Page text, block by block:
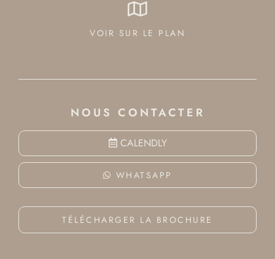
VOIR SUR LE PLAN
NOUS CONTACTER
CALENDLY
WHATSAPP
TÉLÉCHARGER LA BROCHURE